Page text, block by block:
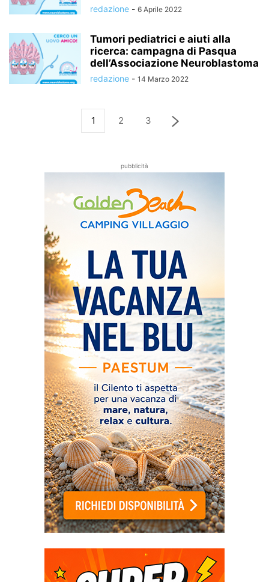
redazione - 6 Aprile 2022
Tumori pediatrici e aiuti alla
ricerca: campagna di Pasqua
dell’Associazione Neuroblastoma
redazione - 14 Marzo 2022
1 2 3
pubblicità